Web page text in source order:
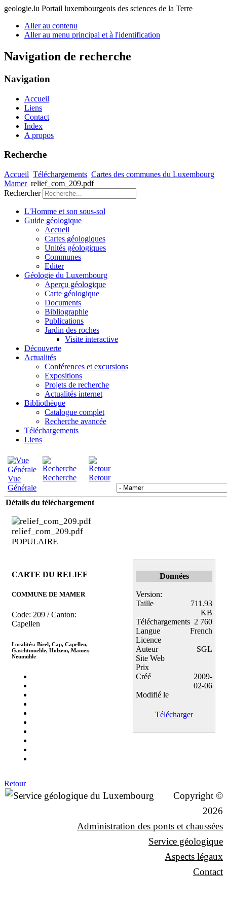
geologie.lu Portail luxembourgeois des sciences de la Terre
Aller au contenu
Aller au menu principal et à l'identification
Navigation de recherche
Navigation
Accueil
Liens
Contact
Index
A propos
Recherche
Accueil Téléchargements Cartes des communes du Luxembourg
Mamer relief_com_209.pdf
Rechercher
L'Homme et son sous-sol
Guide géologique
Accueil
Cartes géologiques
Unités géologiques
Communes
Editer
Géologie du Luxembourg
Aperçu géologique
Carte géologique
Documents
Bibliographie
Publications
Jardin des roches
Visite interactive
Découverte
Actualités
Conférences et excursions
Expositions
Projets de recherche
Actualités internet
Bibliothèque
Catalogue complet
Recherche avancée
Téléchargements
Liens
Vue
Générale
Recherche Retour
Détails du téléchargement
relief_com_209.pdf
POPULAIRE
CARTE DU RELIEF
COMMUNE DE MAMER
Code: 209 / Canton:
Capellen
Localités: Birel, Cap, Capellen,
Gaschtmuehle, Holzem, Mamer,
Neumühle
Données
Version:
Taille
711.93
KB
Téléchargements 2 760
Langue
French
Licence
Auteur
SGL
Site Web
Prix
Créé
2009-
02-06
Modifié le
Télécharger
Retour
Copyright ©
2026
Administration des ponts et chaussées
Service géologique
Aspects légaux
Contact